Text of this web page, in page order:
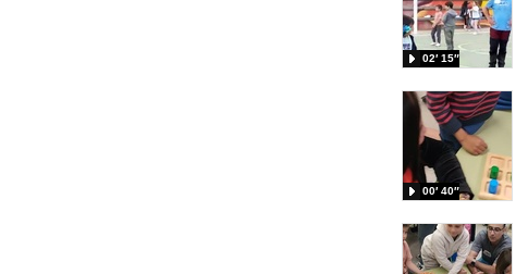
02′ 15″
00′ 40″